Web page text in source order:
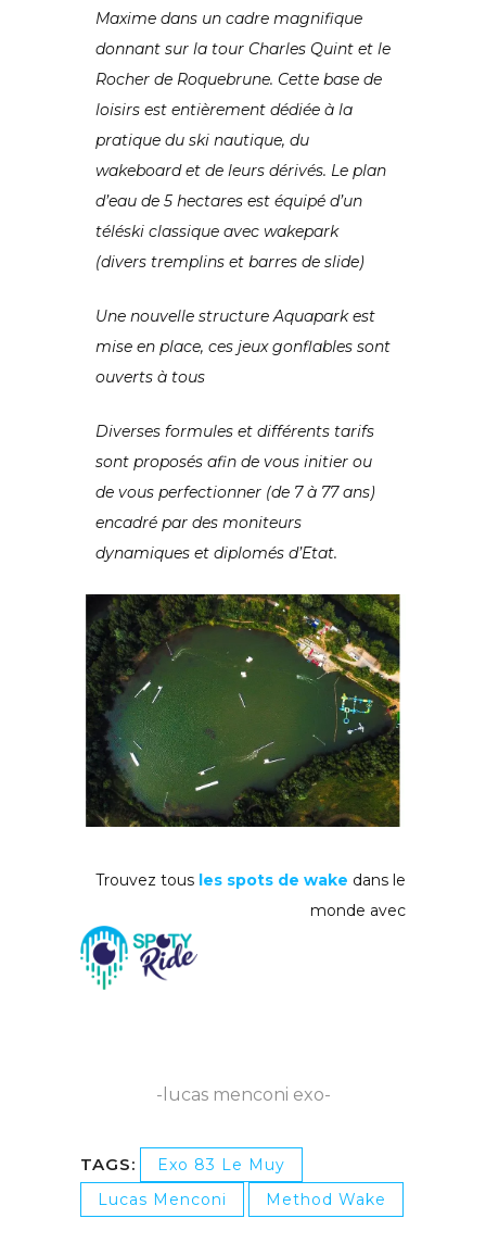
Maxime dans un cadre magnifique
donnant sur la tour Charles Quint et le
Rocher de Roquebrune. Cette base de
loisirs est entièrement dédiée à la
pratique du ski nautique, du
wakeboard et de leurs dérivés. Le plan
d’eau de 5 hectares est équipé d’un
téléski classique avec wakepark
(divers tremplins et barres de slide)
Une nouvelle structure Aquapark est
mise en place, ces jeux gonflables sont
ouverts à tous
Diverses formules et différents tarifs
sont proposés afin de vous initier ou
de vous perfectionner (de 7 à 77 ans)
encadré par des moniteurs
dynamiques et diplomés d’Etat.
Trouvez tous les spots de wake dans le
monde avec
-lucas menconi exo-
TAGS:
Exo 83 Le Muy
Lucas Menconi
Method Wake